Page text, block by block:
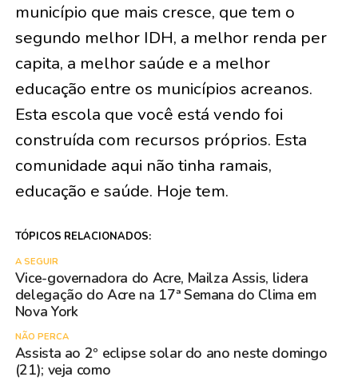
município que mais cresce, que tem o
segundo melhor IDH, a melhor renda per
capita, a melhor saúde e a melhor
educação entre os municípios acreanos.
Esta escola que você está vendo foi
construída com recursos próprios. Esta
comunidade aqui não tinha ramais,
educação e saúde. Hoje tem.
TÓPICOS RELACIONADOS:
A SEGUIR
Vice-governadora do Acre, Mailza Assis, lidera
delegação do Acre na 17ª Semana do Clima em
Nova York
NÃO PERCA
Assista ao 2º eclipse solar do ano neste domingo
(21); veja como